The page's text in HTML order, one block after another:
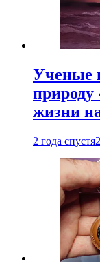
Ученые
природу
жизни
2 года спустя